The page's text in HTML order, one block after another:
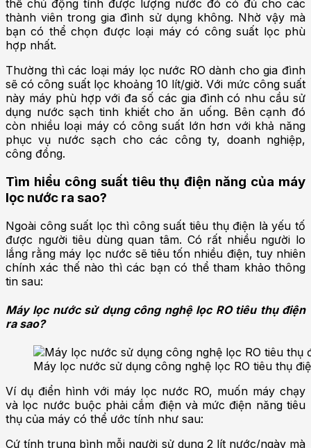
thể chủ động tính được lượng nước đó có đủ cho các
thành viên trong gia đình sử dụng không. Nhờ vậy mà
bạn có thể chọn được loại máy có công suất lọc phù
hợp nhất.
Thường thì các loại máy lọc nước RO dành cho gia đình
sẽ có công suất lọc khoảng 10 lít/giờ. Với mức công suất
này máy phù hợp với đa số các gia đình có nhu cầu sử
dụng nước sạch tinh khiết cho ăn uống. Bên cạnh đó
còn nhiều loại máy có công suất lớn hơn với khả năng
phục vụ nước sạch cho các công ty, doanh nghiệp,
công đồng.
Tìm hiểu công suất tiêu thụ điện năng của máy
lọc nước ra sao?
Ngoài công suất lọc thì công suất tiêu thụ điện là yếu tố
được người tiêu dùng quan tâm. Có rất nhiều người lo
lắng rằng máy lọc nước sẽ tiêu tốn nhiều điện, tuy nhiên
chính xác thế nào thì các bạn có thể tham khảo thông
tin sau:
Máy lọc nước sử dụng công nghệ lọc RO tiêu thụ điện
ra sao?
Máy lọc nước sử dụng công nghệ lọc RO tiêu thụ
Ví dụ điển hình với máy lọc nước RO, muốn máy chạy
và lọc nước buộc phải cắm điện và mức điện năng tiêu
thụ của máy có thể ước tính như sau:
Cứ tính trung bình mỗi người sử dụng 2 lít nước/ngày mà